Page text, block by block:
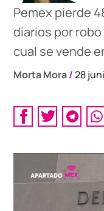
Pemex pierde
diarios por
cual se vende
Morta Mora/ 28